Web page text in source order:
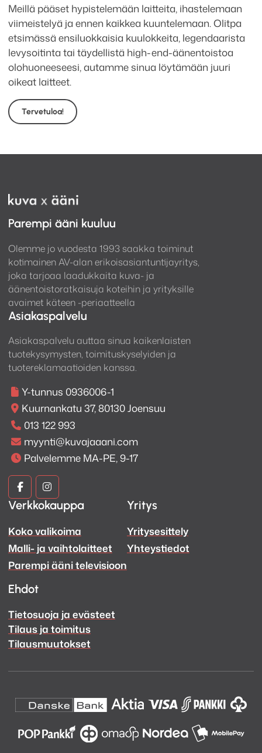
Meillä pääset hypistelemään laitteita, ihastelemaan
viimeistelyä ja ennen kaikkea kuuntelemaan. Olitpa
etsimässä ensiluokkaisia kuulokkeita, legendaarista
levysoitinta tai täydellistä high-end-äänentoistoa
olohuoneeseesi, autamme sinua löytämään juuri
oikeat laitteet.
Tervetuloa!
Parempi ääni kuuluu
Olemme jo vuodesta 1993 saakka toiminut
kotimainen AV-alan erikoisasiantuntijayritys,
joka tarjoaa laadukkaita kuva- ja
äänentoistoratkaisuja koteihin ja yrityksille
avaimet käteen -periaatteella
Asiakaspalvelu
Asiakaspalvelu auttaa sinua kaikenlaisten
tuotekysymysten, toimituskyselyiden ja
tuotereklamaatioiden kanssa.
Y-tunnus 0936006-1
Kuurnankatu 37, 80130 Joensuu
013 122 993
myynti@kuvajaaani.com
Palvelemme MA-PE, 9-17
Kuva
ja
Ääni
Facebook
Kuva
ja
Ääni
Instagram
Verkkokauppa
Koko valikoima
Malli- ja vaihtolaitteet
Parempi ääni televisioon
Yritys
Yritysesittely
Yhteystiedot
Ehdot
Tietosuoja ja evästeet
Tilaus ja toimitus
Tilausmuutokset